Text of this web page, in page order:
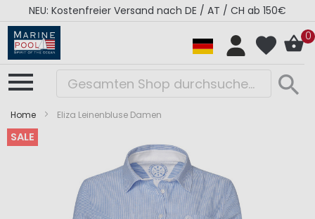
NEU: Kostenfreier Versand nach DE / AT / CH ab 150€
0
Home Eliza Leinenbluse Damen
SALE
Zum
Bildergalerie
Zum
Bildergalerie